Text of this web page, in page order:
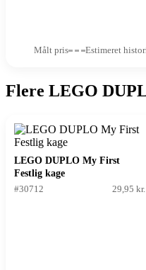
Målt pris Estimeret
Flere LEGO
LEGO DUPLO My First
Festlig kage
#30712
29,95 kr.